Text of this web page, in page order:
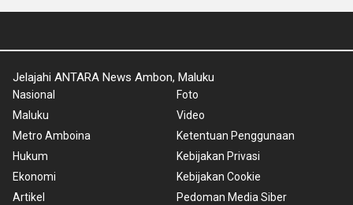
Jelajahi ANTARA News Ambon, Maluku
Nasional
Maluku
Metro Amboina
Hukum
Ekonomi
Artikel
Foto
Video
Ketentuan Penggunaan
Kebijakan Privasi
Kebijakan Cookie
Pedoman Media Siber